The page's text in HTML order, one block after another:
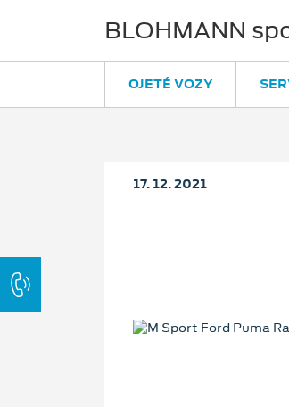
BLOHMANN
OJETÉ VOZY
17. 12. 2021